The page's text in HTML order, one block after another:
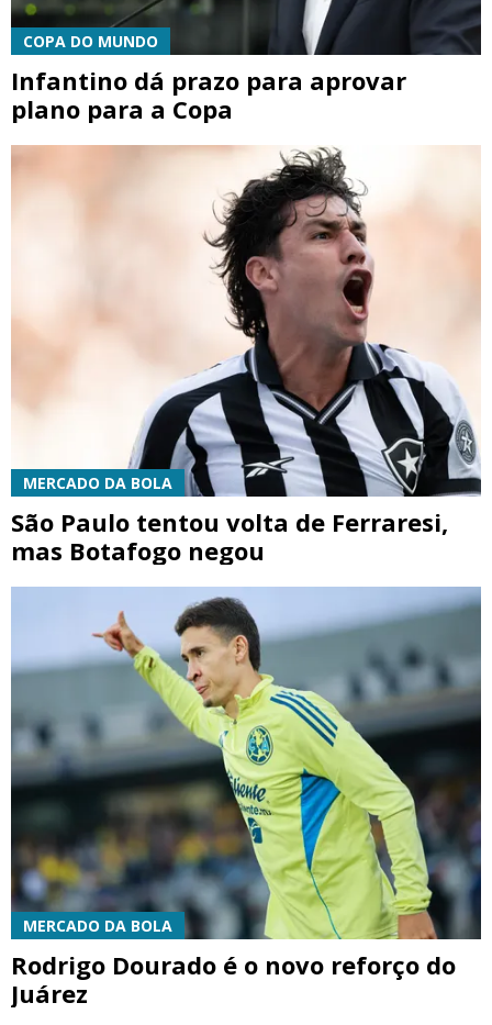
COPA DO MUNDO
Infantino dá prazo para aprovar
plano para a Copa
MERCADO DA BOLA
São Paulo tentou volta de Ferraresi,
mas Botafogo negou
MERCADO DA BOLA
Rodrigo Dourado é o novo reforço do
Juárez